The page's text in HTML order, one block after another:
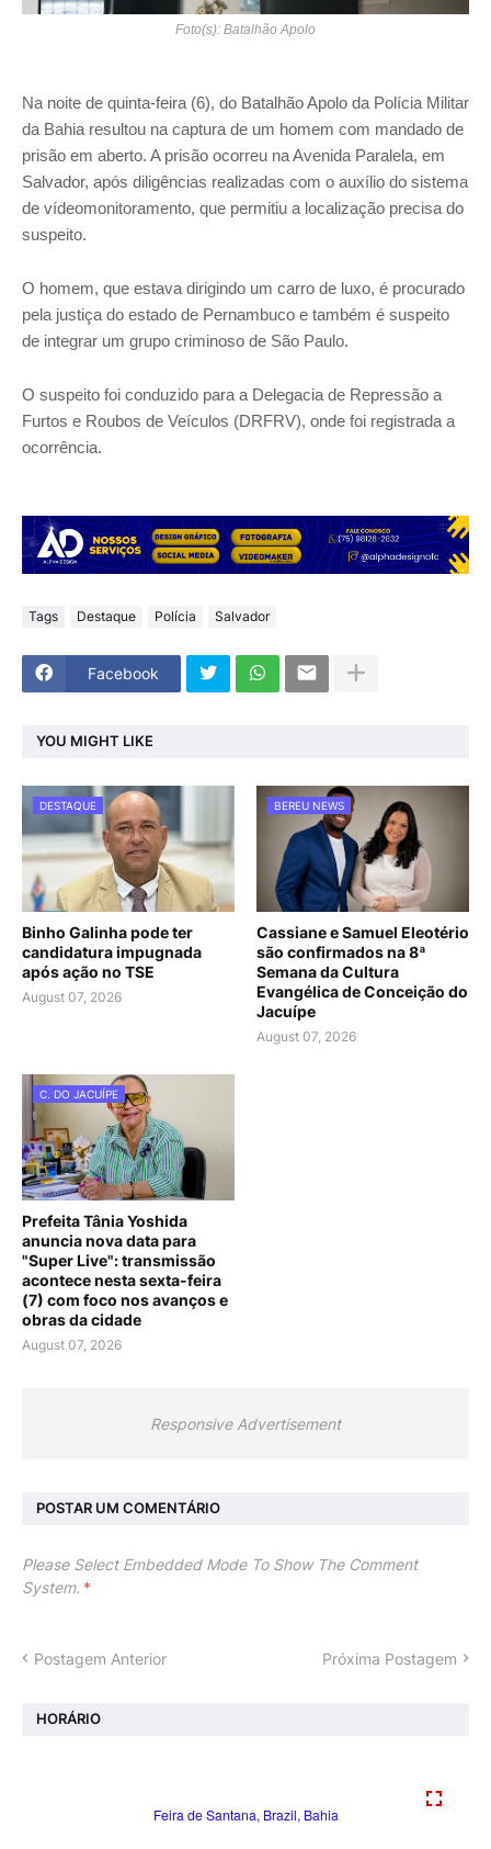
Foto(s): Batalhão Apolo
Na noite de quinta-feira (6), do Batalhão Apolo da Polícia Militar
da Bahia resultou na captura de um homem com mandado de
prisão em aberto. A prisão ocorreu na Avenida Paralela, em
Salvador, após diligências realizadas com o auxílio do sistema
de vídeomonitoramento, que permitiu a localização precisa do
suspeito.
O homem, que estava dirigindo um carro de luxo, é procurado
pela justiça do estado de Pernambuco e também é suspeito
de integrar um grupo criminoso de São Paulo.
O suspeito foi conduzido para a Delegacia de Repressão a
Furtos e Roubos de Veículos (DRFRV), onde foi registrada a
ocorrência.
Tags Destaque Polícia Salvador
Facebook
YOU MIGHT LIKE
DESTAQUE
Binho Galinha pode ter
candidatura impugnada
após ação no TSE
August 07, 2026
BEREU NEWS
Cassiane e Samuel Eleotério
são confirmados na 8ª
Semana da Cultura
Evangélica de Conceição do
Jacuípe
August 07, 2026
C. DO JACUÍPE
Prefeita Tânia Yoshida
anuncia nova data para
"Super Live": transmissão
acontece nesta sexta-feira
(7) com foco nos avanços e
obras da cidade
August 07, 2026
Responsive Advertisement
POSTAR UM COMENTÁRIO
Please Select Embedded Mode To Show The Comment
System. *
Postagem Anterior Próxima Postagem
HORÁRIO